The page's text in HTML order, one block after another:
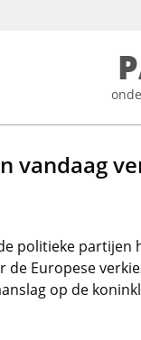
vandaag
politieke partijen
de Europese
op de